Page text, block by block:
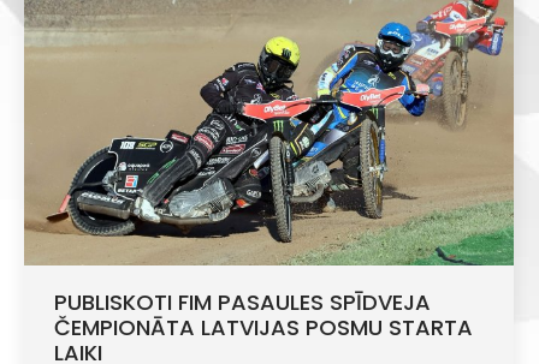
PUBLISKOTI FIM PASAULES SPĪDVEJA
ČEMPIONĀTA LATVIJAS POSMU STARTA
LAIKI